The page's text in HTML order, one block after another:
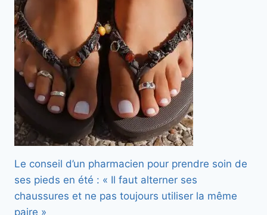
Le conseil d’un pharmacien pour prendre soin de
ses pieds en été : « Il faut alterner ses
chaussures et ne pas toujours utiliser la même
paire »